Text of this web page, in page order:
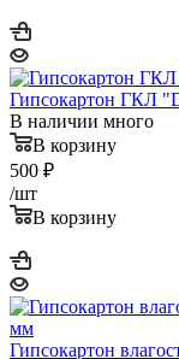
Гипсокартон ГКЛ
В наличии много
В корзину
500 ₽
/шт
В корзину
Гипсокартон